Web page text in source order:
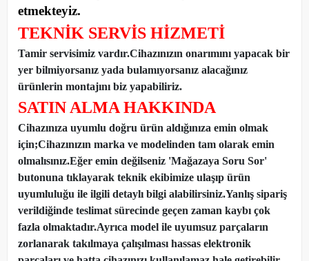
etmekteyiz.
TEKNİK SERVİS HİZMETİ
Tamir servisimiz vardır.Cihazınızın onarımını yapacak bir
yer bilmiyorsanız yada bulamıyorsanız alacağınız
ürünlerin montajını biz yapabiliriz.
SATIN ALMA HAKKINDA
Cihazınıza uyumlu doğru ürün aldığınıza emin olmak
için;Cihazınızın marka ve modelinden tam olarak emin
olmalısınız.Eğer emin değilseniz 'Mağazaya Soru Sor'
butonuna tıklayarak teknik ekibimize ulaşıp ürün
uyumluluğu ile ilgili detaylı bilgi alabilirsiniz.Yanlış sipariş
verildiğinde teslimat sürecinde geçen zaman kaybı çok
fazla olmaktadır.Ayrıca model ile uyumsuz parçaların
zorlanarak takılmaya çalışılması hassas elektronik